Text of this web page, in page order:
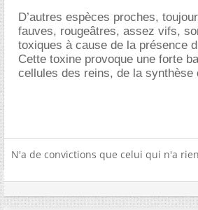
D’autres espèces proches,
fauves, rougeâtres, assez vifs,
toxiques à cause de la présence
Cette toxine provoque une forte
cellules des reins, de la synthèse
N'a de convictions que celui qui n'a